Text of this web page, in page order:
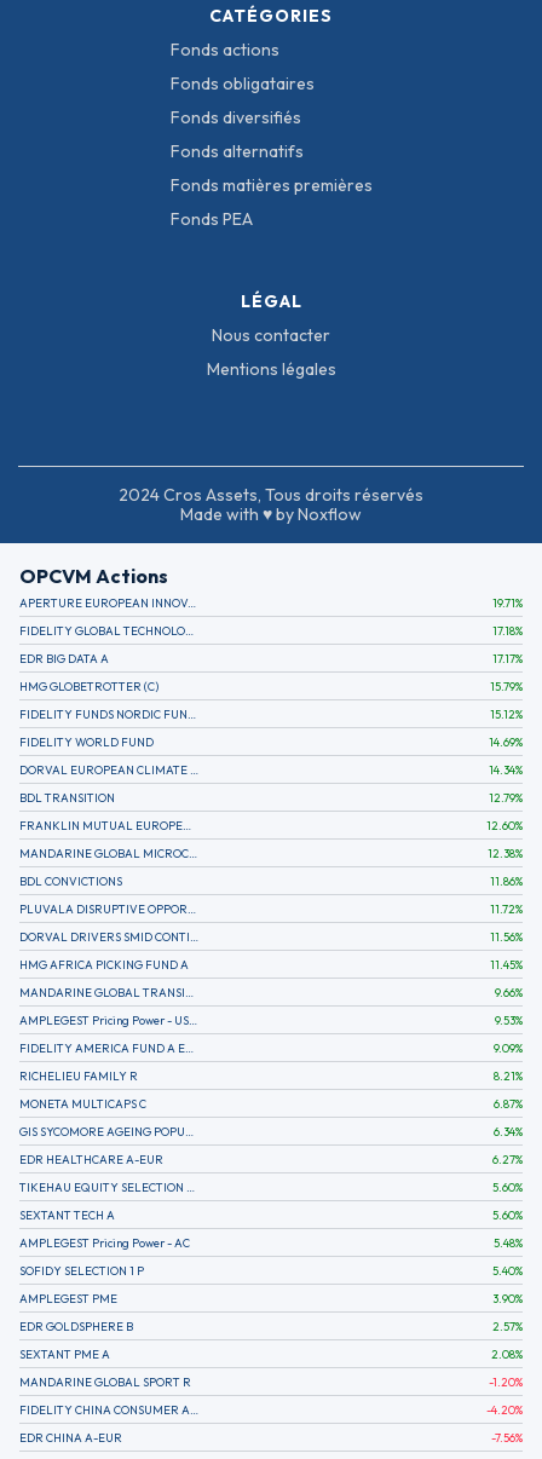
CATÉGORIES
Fonds actions
Fonds obligataires
Fonds diversifiés
Fonds alternatifs
Fonds matières premières
Fonds PEA
LÉGAL
Nous contacter
Mentions légales
2024 Cros Assets, Tous droits réservés
Made with ♥ by Noxflow
OPCVM Actions
APERTURE EUROPEAN INNOVATION 19.71%
17.18%
EDR BIG DATA A
17.17%
HMG GLOBETROTTER (C)
15.79%
15.12%
FIDELITY WORLD FUND
14.69%
14.34%
BDL TRANSITION
12.79%
12.60%
12.38%
BDL CONVICTIONS
11.86%
11.72%
11.56%
HMG AFRICA PICKING FUND A
11.45%
9.66%
9.53%
9.09%
RICHELIEU FAMILY R
8.21%
MONETA MULTICAPS C
6.87%
6.34%
EDR HEALTHCARE A-EUR
6.27%
5.60%
SEXTANT TECH A
5.60%
AMPLEGEST Pricing Power - AC
5.48%
SOFIDY SELECTION 1 P
5.40%
AMPLEGEST PME
3.90%
EDR GOLDSPHERE B
2.57%
SEXTANT PME A
2.08%
MANDARINE GLOBAL SPORT R
-1.20%
-4.20%
EDR CHINA A-EUR
-7.56%